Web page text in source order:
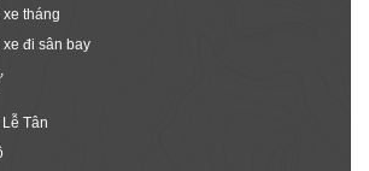
tháng
đi sân bay
Tân